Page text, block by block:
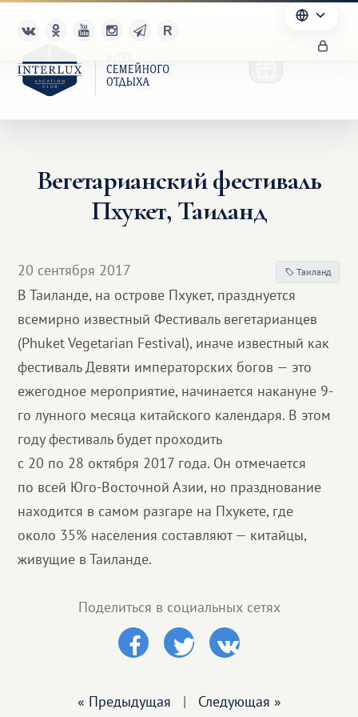
Клуб
Преимущества
Партнерам
Благотворительность
Вегетарианский фестиваль
Пхукет, Таиланд
20 сентября 2017 Таиланд
В Таиланде, на острове Пхукет, празднуется
всемирно известный Фестиваль вегетарианцев
(Phuket Vegetarian Festival), иначе известный как
фестиваль Девяти императорских богов — это
ежегодное мероприятие, начинается накануне 9-
го лунного месяца китайского календаря. В этом
году фестиваль будет проходить
с 20 по 28 октября 2017 года. Он отмечается
по всей Юго-Восточной Азии, но празднование
находится в самом разгаре на Пхукете, где
около 35% населения составляют — китайцы,
живущие в Таиланде.
Поделиться в социальных сетях
« Предыдущая | Следующая »